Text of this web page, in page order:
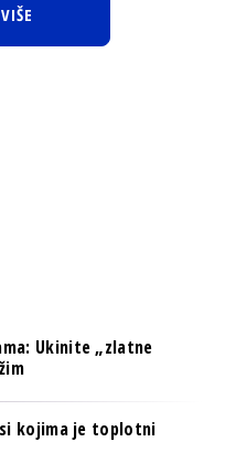
Ukinite „zlatne
kojima je toplotni